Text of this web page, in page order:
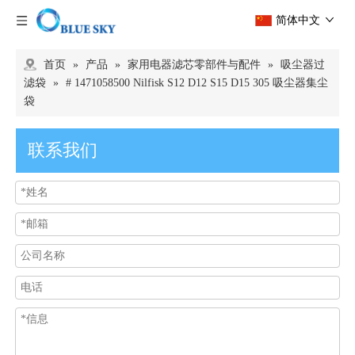
简体中文
首页 » 产品 » 家用电器滤芯零部件与配件 » 吸尘器过
滤袋 » # 1471058500 Nilfisk S12 D12 S15 D15 305 吸尘器集尘
袋
联系我们